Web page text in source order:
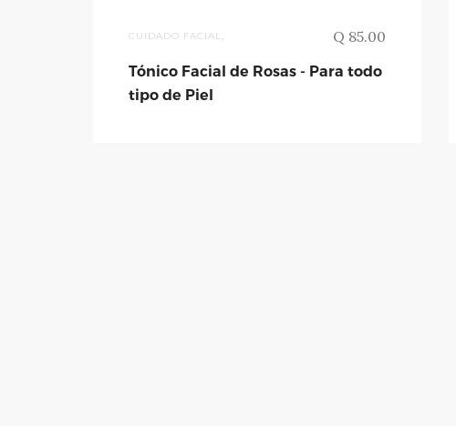
CUIDADO FACIAL ,
Tónico Facial de Rosas - Para todo
tipo de Piel
Q 85.00